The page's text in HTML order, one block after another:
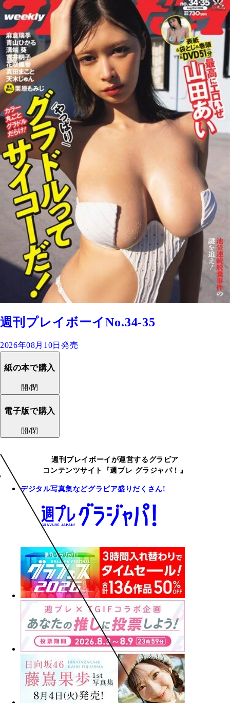
週刊プレイボーイNo.34-35
2026年08月10日発売
紙の本で購入
開/閉
電子版で購入
開/閉
週刊プレイボーイが運営するグラビア
コンテンツサイト『週プレ グラジャパ！』
デジタル写真集などグラビア盛りだくさん!